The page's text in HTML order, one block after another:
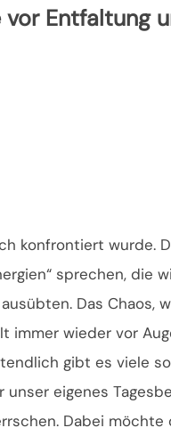
vor Entfaltung
konfrontiert wurde.
sprechen, die
Das Chaos,
immer wieder vor
gibt es viele
unser eigenes
Dabei